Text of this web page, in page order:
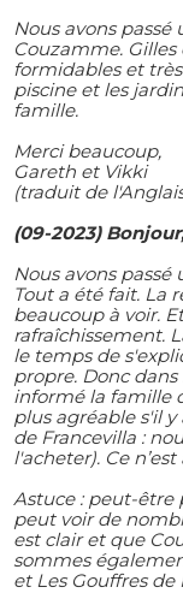
Nous avons
Couzamme.
formidables et
piscine et les
famille.
Merci beaucoup,
Gareth et Vikki
(traduit de
(09-2023)
Nous avons
Tout a été fait. La
beaucoup à voir.
rafraîchissement.
le temps de
propre. Donc dans
informé la famille
plus agréable s'il
de Francevilla :
l'acheter). Ce
Astuce : peut-être
peut voir de
est clair et que
sommes
et Les Gouffres de